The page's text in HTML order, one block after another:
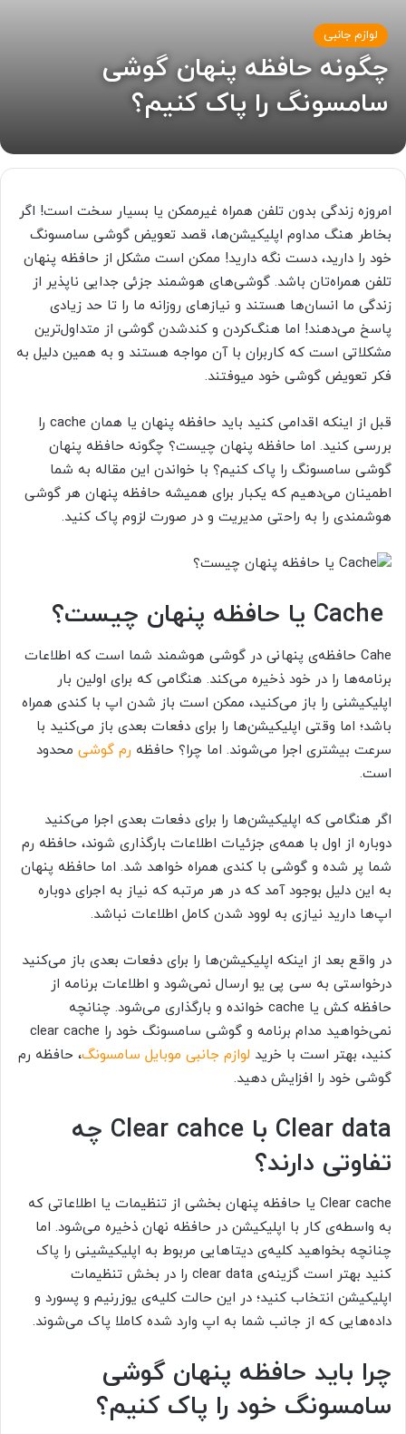
لوازم جانبی
چگونه حافظه پنهان گوشی
سامسونگ را پاک کنیم؟
امروزه زندگی بدون تلفن همراه غیرممکن یا بسیار سخت است! اگر
بخاطر هنگ مداوم اپلیکیشن‌ها، قصد تعویض گوشی سامسونگ
خود را دارید، دست نگه دارید! ممکن است مشکل از حافظه پنهان
تلفن همراه‌تان باشد. گوشی‌های هوشمند جزئی جدایی ناپذیر از
زندگی ما انسان‌ها هستند و نیاز‌های روزانه ما را تا حد زیادی
پاسخ می‌دهند! اما هنگ‌کردن و کندشدن گوشی از متداول‌ترین
مشکلاتی است که کاربران با آن مواجه هستند و به همین دلیل به
فکر تعویض گوشی خود میوفتند.
قبل از اینکه اقدامی کنید باید حافظه پنهان یا همان cache
را
بررسی کنید. اما حافظه پنهان چیست؟ چگونه حافظه پنهان
گوشی سامسونگ را پاک کنیم؟ با خواندن این مقاله به شما
اطمینان می‌دهیم که یکبار برای همیشه حافظه پنهان هر گوشی
هوشمندی را به راحتی مدیریت و در صورت لزوم پاک ‌کنید.
Cache یا حافظه پنهان چیست؟
Cahe حافظه‌ی پنهانی در گوشی هوشمند شما است که اطلاعات
برنامه‌ها را در خود ذخیره می‌کند. هنگامی که برای اولین بار
اپلیکیشنی را باز می‌کنید، ممکن است باز شدن اپ با کندی همراه
باشد؛ اما وقتی اپلیکیشن‌ها را برای دفعات بعدی باز می‌کنید با
سرعت بیشتری اجرا می‌شوند. اما چرا؟ حافظه رم گوشی محدود
است.
اگر هنگامی که اپلیکیشن‌ها را برای دفعات بعدی اجرا می‌کنید
دوباره از اول با همه‌ی جزئیات اطلاعات بارگذاری شوند، حافظه رم
شما پر شده و گوشی با کندی همراه خواهد شد. اما حافظه پنهان
به این دلیل بوجود آمد که در هر مرتبه که نیاز به اجرای دوباره
اپ‌ها دارید نیازی به لوود شدن کامل اطلاعات نباشد.
در واقع بعد از اینکه اپلیکیشن‌ها را برای دفعات بعدی باز می‌کنید
درخواستی به سی پی یو ارسال نمی‌شود و اطلاعات برنامه از
حافظه کش یا cache خوانده و بارگذاری می‌شود. چنانچه
نمی‌خواهید مدام برنامه و گوشی سامسونگ خود را clear cache
کنید، بهتر است با خرید لوازم جانبی موبایل سامسونگ، حافظه رم
گوشی خود را افزایش دهید.
Clear data با Clear cahce چه
تفاوتی دارند؟
Clear cache یا حافظه پنهان بخشی از تنظیمات یا اطلاعاتی که
به واسطه‌ی کار با اپلیکیشن در حافظه نهان ذخیره می‌شود. اما
چنانچه بخواهید کلیه‌ی دیتا‌هایی مربوط به اپلیکیشینی را پاک
کنید بهتر است گزینه‌ی clear data را در بخش تنظیمات
اپلیکیشن انتخاب کنید؛ در این حالت کلیه‌ی یوزرنیم و پسورد و
داده‌هایی که از جانب شما به اپ وارد شده کاملا پاک می‌شوند.
چرا باید حافظه پنهان گوشی
سامسونگ خود را پاک کنیم؟